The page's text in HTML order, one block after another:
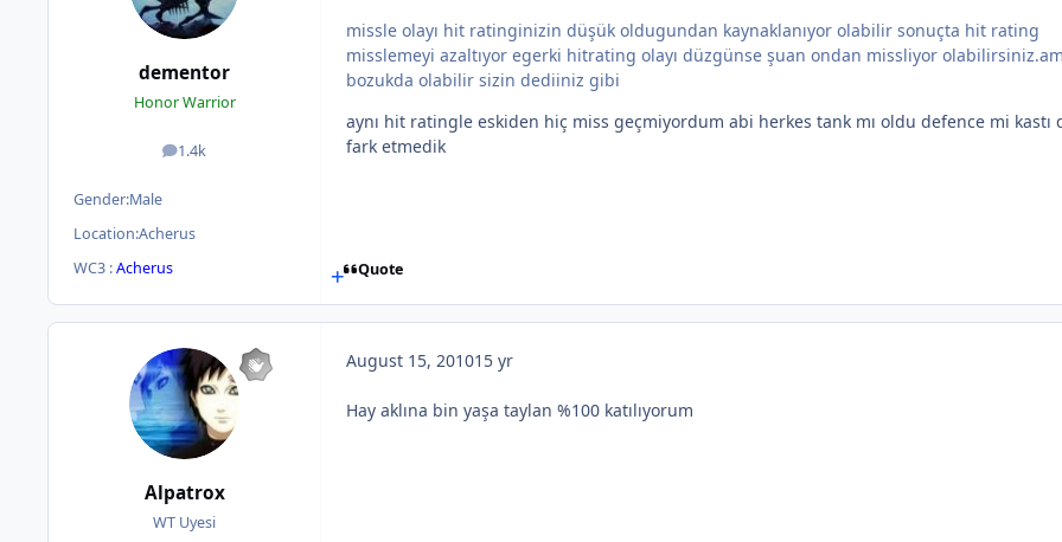
dementor
Honor Warrior
1.4k
posts
Gender:Male
Location:Acherus
WC3 :Acherus
missle olayı hit ratinginizin düşük oldugundan kaynaklanıyor olabilir sonuçta hit rating
misslemeyi azaltıyor egerki hitrating olayı düzgünse şuan ondan missliyor
bozukda olabilir sizin dediiniz gibi
aynı hit ratingle eskiden hiç miss geçmiyordum abi herkes tank mı oldu defence mi kastı
fark etmedik
Quote
Alpatrox
WT Uyesi
August 15, 201015 yr
Hay aklına bin yaşa taylan %100 katılıyorum